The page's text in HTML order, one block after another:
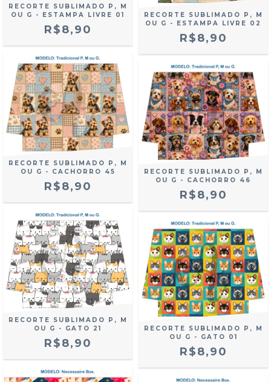
RECORTE SUBLIMADO P, M
OU G - ESTAMPA LIVRE 01
R$8,90
RECORTE SUBLIMADO P, M
OU G - ESTAMPA LIVRE 02
R$8,90
RECORTE SUBLIMADO P, M
OU G - CACHORRO 45
R$8,90
RECORTE SUBLIMADO P, M
OU G - CACHORRO 46
R$8,90
RECORTE SUBLIMADO P, M
OU G - GATO 21
R$8,90
RECORTE SUBLIMADO P, M
OU G - GATO 01
R$8,90